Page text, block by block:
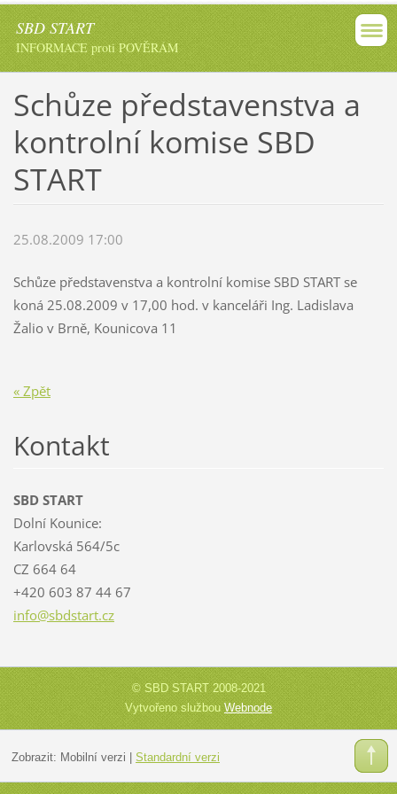
SBD START
INFORMACE proti POVĚRÁM
Schůze představenstva a
kontrolní komise SBD
START
25.08.2009 17:00
Schůze představenstva a kontrolní komise SBD START se
koná 25.08.2009 v 17,00 hod. v kanceláři Ing. Ladislava
Žalio v Brně, Kounicova 11
« Zpět
Kontakt
SBD START
Dolní Kounice:
Karlovská 564/5c
CZ 664 64
+420 603 87 44 67
info@sbdstart.cz
© SBD START 2008-2021
Vytvořeno službouWebnode
Zobrazit: Mobilní verzi | Standardní verzi